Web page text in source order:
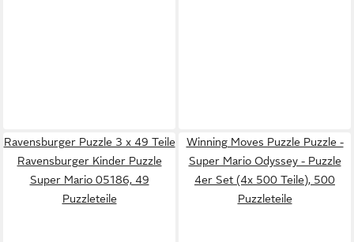
Ravensburger Puzzle 3 x 49 Teile
Ravensburger Kinder Puzzle
Super Mario 05186, 49
Puzzleteile
Winning Moves Puzzle Puzzle -
Super Mario Odyssey - Puzzle
4er Set (4x 500 Teile), 500
Puzzleteile